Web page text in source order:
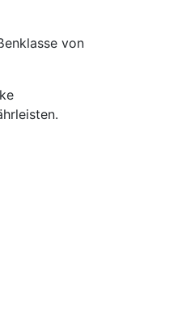
von